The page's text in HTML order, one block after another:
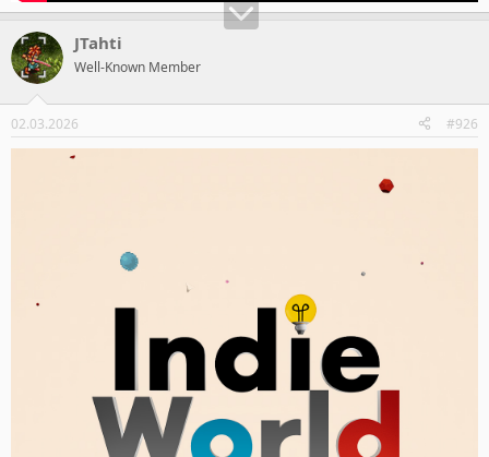
JTahti
Well-Known Member
02.03.2026 #926